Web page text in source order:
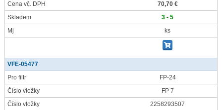
Cena vč. DPH
70,70 €
Skladem
3 - 5
Mj
ks
VFE-05477
Pro filtr
FP-24
Číslo vložky
FP 7
Číslo vložky
2258293507